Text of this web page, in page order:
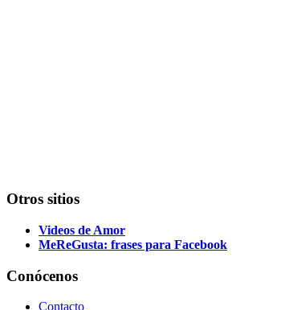
Otros sitios
Videos de Amor
MeReGusta: frases para Facebook
Conócenos
Contacto